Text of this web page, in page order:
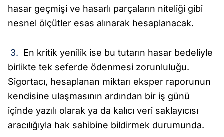
hasar geçmişi ve hasarlı parçaların niteliği gibi
nesnel ölçütler esas alınarak hesaplanacak.
3. En kritik yenilik ise bu tutarın hasar bedeliyle
birlikte tek seferde ödenmesi zorunluluğu.
Sigortacı, hesaplanan miktarı eksper raporunun
kendisine ulaşmasının ardından bir iş günü
içinde yazılı olarak ya da kalıcı veri saklayıcısı
aracılığıyla hak sahibine bildirmek durumunda.